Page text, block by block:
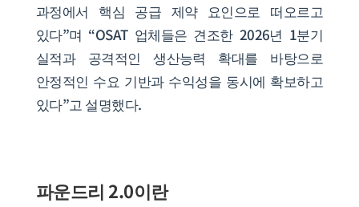
과정에서 핵심 공급 제약 요인으로 떠오르고
있다”며 “OSAT 업체들은 견조한 2026년 1분기
실적과 공격적인 생산능력 확대를 바탕으로
안정적인 수요 기반과 수익성을 동시에 확보하고
있다”고 설명했다.
파운드리 2.0이란